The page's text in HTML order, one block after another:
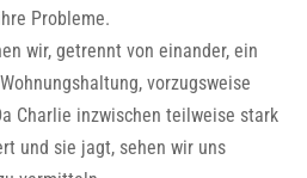
Probleme.
wir, getrennt von einander, ein
vorzugsweise
Charlie inzwischen teilweise stark
und sie jagt, sehen wir uns